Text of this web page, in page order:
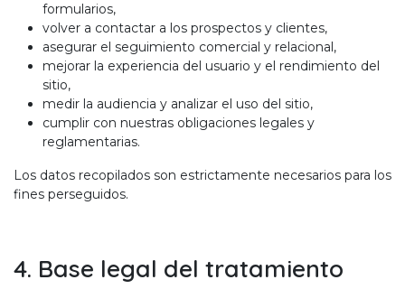
formularios,
volver a contactar a los prospectos y clientes,
asegurar el seguimiento comercial y relacional,
mejorar la experiencia del usuario y el rendimiento del
sitio,
medir la audiencia y analizar el uso del sitio,
cumplir con nuestras obligaciones legales y
reglamentarias.
Los datos recopilados son estrictamente necesarios para los
fines perseguidos.
4. Base legal del tratamiento